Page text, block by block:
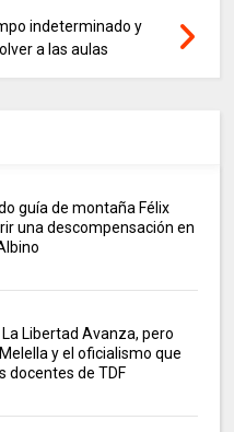
indeterminado y
a las aulas
guía de montaña Félix
una descompensación en
Libertad Avanza, pero
y el oficialismo que
docentes de TDF